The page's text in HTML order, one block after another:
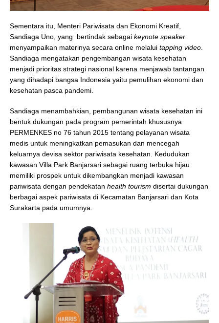
Sementara itu, Menteri Pariwisata dan Ekonomi Kreatif,
Sandiaga Uno, yang bertindak sebagai keynote speaker
menyampaikan materinya secara online melalui tapping video
Sandiaga mengatakan pengembangan wisata kesehatan
menjadi prioritas strategi nasional karena menjawab tantangan
yang dihadapi bangsa Indonesia yaitu pemulihan ekonomi dan
kesehatan pasca pandemi.
Sandiaga menambahkian, pembangunan wisata kesehatan ini
bentuk dukungan pada program pemerintah khususnya
PERMENKES no 76 tahun 2015 tentang pelayanan wisata
medis untuk meningkatkan pemasukan dan mencegah
keluarnya devisa sektor pariwisata kesehatan. Kedudukan
kawasan Villa Park Banjarsari sebagai ruang terbuka hijau
memiliki prospek untuk dikembangkan menjadi kawasan
pariwisata dengan pendekatan health tourism disertai dukungan
berbagai aspek pariwisata di Kecamatan Banjarsari dan Kota
Surakarta pada umumnya.